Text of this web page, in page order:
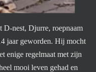
D-nest, Djurre, roepnaam
jaar geworden. Hij mocht
enige regelmaat met zijn
mooi leven gehad en